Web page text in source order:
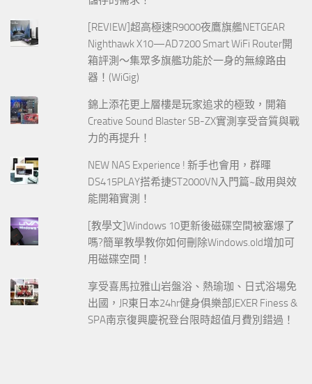
[REVIEW]超高極速R9000夜鷹旗艦NETGEAR
Nighthawk X10—AD7200 Smart WiFi Router開
箱評測～集眾多旗艦功能於一身的無線路由
器！(WiGig)
錦上添花更上層樓是玩家追求的極致，開箱
Creative Sound Blaster SB-ZX實測享受音質與戰
力的再提升！
NEW NAS Experience ! 新手也會用，群暉
DS415PLAY搭希捷ST2000VN入門篇~啟用與效
能開箱實測！
[教學文]Windows 10更新後磁碟空間被塞爆了
嗎?簡單教學教你如何刪除Windows.old增加可
用磁碟空間！
享受喜馬拉雅山岩盤浴、熱瑜珈、日式浴場免
出國，JR東日本24hr健身俱樂部JEXER Finess &
SPA南京復興慶祝登台限時超值月費別錯過！